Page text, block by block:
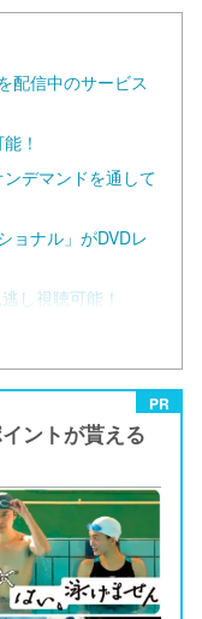
配信中のサービス
！
デマンドを通して
ョナル」がDVDレ
し視聴可能！
PR
ントが貰える